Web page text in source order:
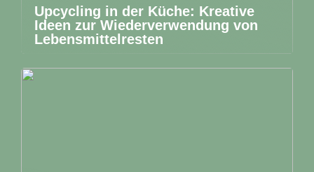
Upcycling in der Küche: Kreative
Ideen zur Wiederverwendung von
Lebensmittelresten